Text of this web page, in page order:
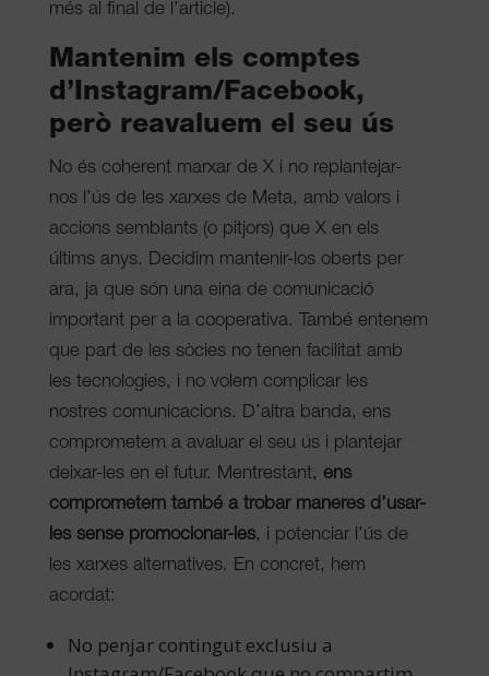
més al final de l’article).
Mantenim els comptes
d’Instagram/Facebook,
però reavaluem el seu ús
No és coherent marxar de X i no replantejar-
nos l’ús de les xarxes de Meta, amb valors i
accions semblants (o pitjors) que X en els
últims anys. Decidim mantenir-los oberts per
ara, ja que són una eina de comunicació
important per a la cooperativa. També entenem
que part de les sòcies no tenen facilitat amb
les tecnologies, i no volem complicar les
nostres comunicacions. D’altra banda, ens
comprometem a avaluar el seu ús i plantejar
deixar-les en el futur. Mentrestant, ens
comprometem també a trobar maneres d’usar-
les sense promocionar-les, i potenciar l’ús de
les xarxes alternatives. En concret, hem
acordat:
No penjar contingut exclusiu a